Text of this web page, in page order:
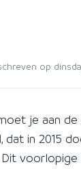
op
je aan
in 2015